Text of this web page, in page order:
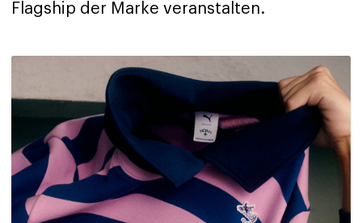
Flagship der Marke veranstalten.